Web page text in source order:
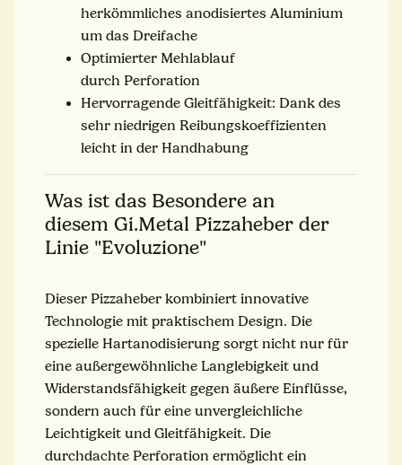
herkömmliches anodisiertes Aluminium
um das Dreifache
Optimierter Mehlablauf
durch Perforation
Hervorragende Gleitfähigkeit: Dank des
sehr niedrigen Reibungskoeffizienten
leicht in der Handhabung
Was ist das Besondere an
diesem Gi.Metal Pizzaheber der
Linie "Evoluzione"
Dieser Pizzaheber kombiniert innovative
Technologie mit praktischem Design. Die
spezielle Hartanodisierung sorgt nicht nur für
eine außergewöhnliche Langlebigkeit und
Widerstandsfähigkeit gegen äußere Einflüsse,
sondern auch für eine unvergleichliche
Leichtigkeit und Gleitfähigkeit. Die
durchdachte Perforation ermöglicht ein